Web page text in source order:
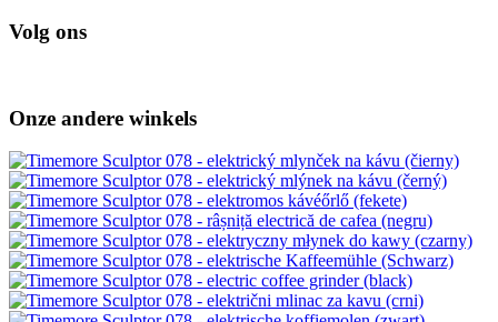
Volg ons
Onze andere winkels